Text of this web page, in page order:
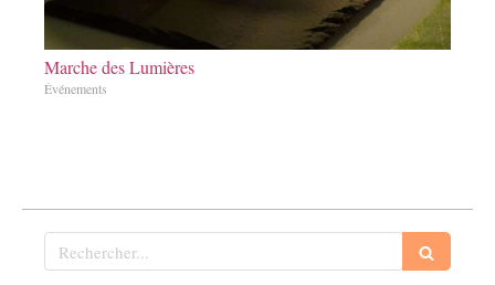
Marche des Lumières
Événements
Rechercher